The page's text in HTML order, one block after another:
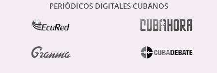
PERIÓDICOS DIGITALES CUBANOS